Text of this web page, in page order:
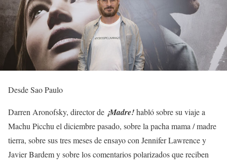
Desde Sao Paulo
Darren Aronofsky, director de ¡Madre!habló sobre su viaje a
Machu Picchu el diciembre pasado, sobre la pacha mama / madre
tierra, sobre sus tres meses de ensayo con Jennifer Lawrence y
Javier Bardem y sobre los comentarios polarizados que reciben